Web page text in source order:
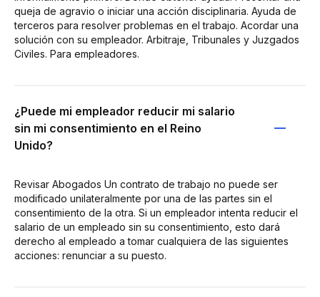
queja de agravio o iniciar una acción disciplinaria. Ayuda de
terceros para resolver problemas en el trabajo. Acordar una
solución con su empleador. Arbitraje, Tribunales y Juzgados
Civiles. Para empleadores.
¿Puede mi empleador reducir mi salario
sin mi consentimiento en el Reino
Unido?
Revisar Abogados Un contrato de trabajo no puede ser
modificado unilateralmente por una de las partes sin el
consentimiento de la otra. Si un empleador intenta reducir el
salario de un empleado sin su consentimiento, esto dará
derecho al empleado a tomar cualquiera de las siguientes
acciones: renunciar a su puesto.